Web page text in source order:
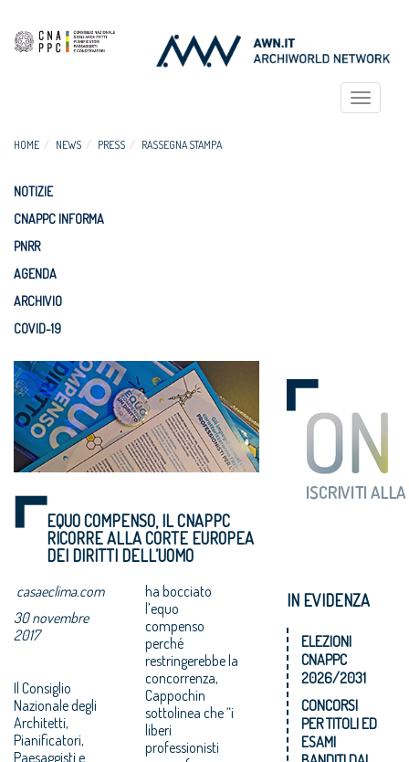
Toggle
HOME NEWS PRESS RASSEGNA STAMPA
NOTIZIE
CNAPPC INFORMA
PNRR
AGENDA
ARCHIVIO
COVID-19
EQUO COMPENSO, IL CNAPPC
RICORRE ALLA CORTE EUROPEA
DEI DIRITTI DELL’UOMO
casaeclima.com
30 novembre
2017
Il Consiglio
Nazionale degli
Architetti,
Pianificatori,
Paesaggisti e
ha bocciato
l’equo
compenso
perché
restringerebbe la
concorrenza,
Cappochin
sottolinea che “i
liberi
professionisti
IN EVIDENZA
ELEZIONI
CNAPPC
2026/2031
CONCORSI
PER TITOLI ED
ESAMI